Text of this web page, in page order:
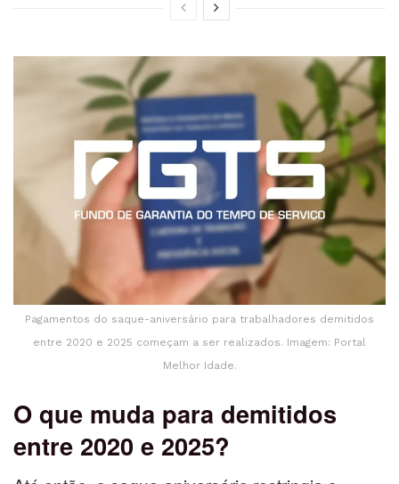
Pagamentos do saque-aniversário para trabalhadores demitidos
entre 2020 e 2025 começam a ser realizados. Imagem: Portal
Melhor Idade.
O que muda para demitidos
entre 2020 e 2025?